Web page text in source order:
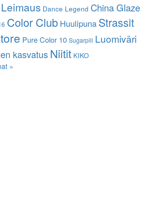
Leimaus Dance Legend China Glaze
Color Club Huulipuna Strassit
Pure Color 10 Sugarpill Luomiväri
kasvatusNiitit KIKO
»